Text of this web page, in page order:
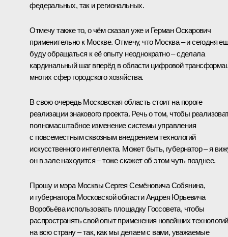
федеральных, так и региональных.
Отмечу также то, о чём сказал уже и Герман Оскарович
применительно к Москве. Отмечу, что Москва – и сегодня
буду обращаться к её опыту неоднократно – сделала
кардинальный шаг вперёд в области цифровой
многих сфер городского хозяйства.
В свою очередь Московская область стоит на пороге
реализации знакового проекта. Речь о том, чтобы
полномасштабное изменение системы управления
с повсеместным сквозным внедрением технологий
искусственного интеллекта. Может быть, губернатор – я
он в зале находится – тоже скажет об этом чуть позднее.
Прошу и мэра Москвы Сергея Семёновича Собянина,
и губернатора Московской области Андрея Юрьевича
Воробьёва использовать площадку Госсовета, чтобы
распространять свой опыт применения новейших технологий
на всю страну – так, как мы делаем с вами, уважаемые